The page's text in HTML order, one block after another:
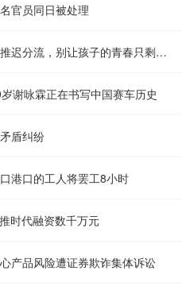
官员同日被处理
姚洋：建议高考降低难度，推迟分流，别让孩子的青春只剩下刷题
谢咏霖正在书写中国赛车历史
盾纠纷
港口的工人将罢工8小时
时代融资数千万元
产品风险遭证券欺诈集体诉讼